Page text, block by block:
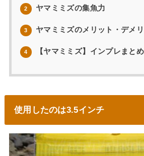
2 ヤマミミズの集魚力
3 ヤマミミズのメリット・デメ
4 【ヤマミミズ】インプレまとめ
使用したのは3.5インチ